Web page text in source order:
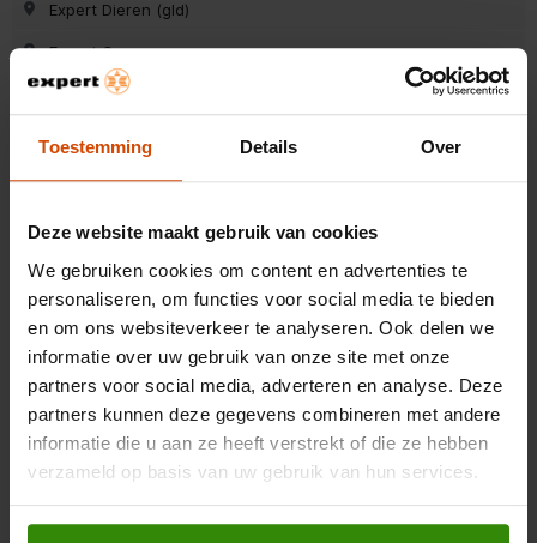
Toestemming Details Over
Deze website maakt gebruik van cookies
We gebruiken cookies om content en advertenties te
personaliseren, om functies voor social media te bieden
en om ons websiteverkeer te analyseren. Ook delen we
informatie over uw gebruik van onze site met onze
partners voor social media, adverteren en analyse. Deze
partners kunnen deze gegevens combineren met andere
informatie die u aan ze heeft verstrekt of die ze hebben
verzameld op basis van uw gebruik van hun services.
Expert Dieren (gld)
Expert Oss
Expert Surhuisterveen
Expert Roosendaal
Expert Hoogezand
Expert Ermelo
Expert Leeuwarden
Expert Den Bosch